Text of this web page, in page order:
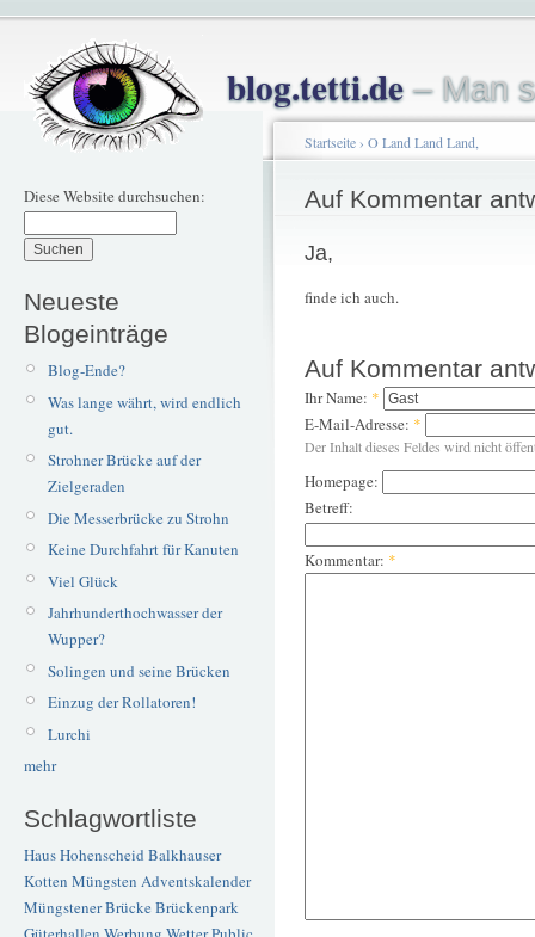
blog.tetti.de– Man
Diese Website durchsuchen:
Neueste
Blogeinträge
Blog-Ende?
Was lange währt, wird endlich
gut.
Strohner Brücke auf der
Zielgeraden
Die Messerbrücke zu Strohn
Keine Durchfahrt für Kanuten
Viel Glück
Jahrhunderthochwasser der
Wupper?
Solingen und seine Brücken
Einzug der Rollatoren!
Lurchi
mehr
Schlagwortliste
Haus Hohenscheid Balkhauser
Kotten Müngsten Adventskalender
Müngstener BrückeBrückenpark
Startseite› O Land Land Land,
Auf Kommentar
Ja,
finde ich auch.
Auf Kommentar
Ihr Name: *
E-Mail-Adresse: *
Der Inhalt dieses Feldes wird nicht
Homepage:
Betreff:
Kommentar: *